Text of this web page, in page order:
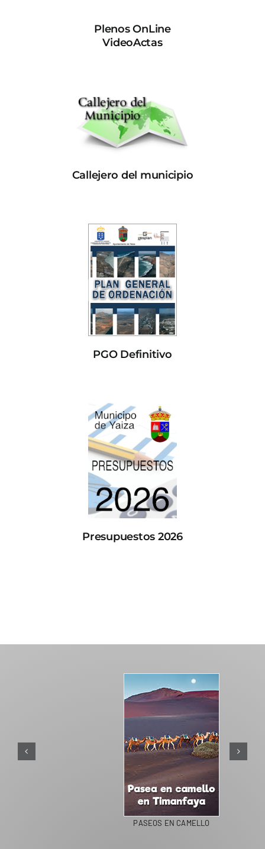
Plenos OnLine
VideoActas
Callejero del municipio
PGO Definitivo
Presupuestos 2026
PASEOS EN CAMELLO